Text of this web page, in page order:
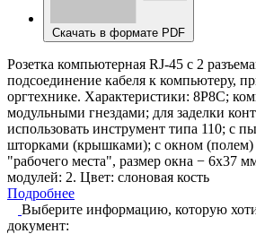
Скачать в формате PDF
Розетка компьютерная RJ-45 с 2
подсоединение кабеля к компьютеру,
оргтехнике. Характеристики: 8P8C;
модульными гнездами; для заделки
использовать инструмент типа 110; с
шторками (крышками); с окном (полем)
"рабочего места", размер окна − 6х37
модулей: 2. Цвет: слоновая кость
Подробнее
Выберите информацию, которую
документ: